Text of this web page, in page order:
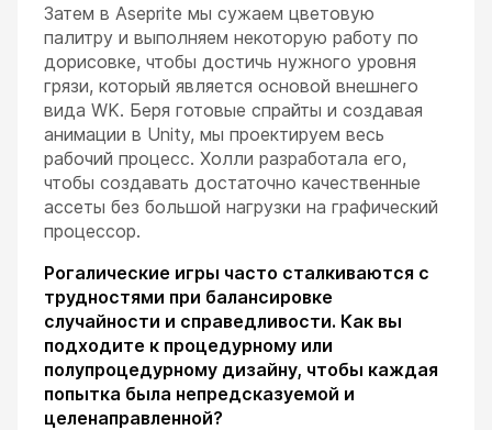
Затем в Aseprite мы сужаем цветовую
палитру и выполняем некоторую работу по
дорисовке, чтобы достичь нужного уровня
грязи, который является основой внешнего
вида WK. Беря готовые спрайты и создавая
анимации в Unity, мы проектируем весь
рабочий процесс. Холли разработала его,
чтобы создавать достаточно качественные
ассеты без большой нагрузки на графический
процессор.
Рогалические игры часто сталкиваются с
трудностями при балансировке
случайности и справедливости. Как вы
подходите к процедурному или
полупроцедурному дизайну, чтобы каждая
попытка была непредсказуемой и
целенаправленной?